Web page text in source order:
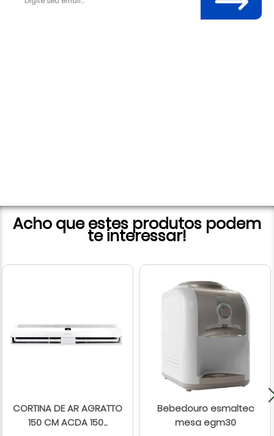
Acho que estes produtos podem
te interessar!
CORTINA DE AR AGRATTO
150 CM ACDA 150...
Bebedouro esmaltec
mesa egm30